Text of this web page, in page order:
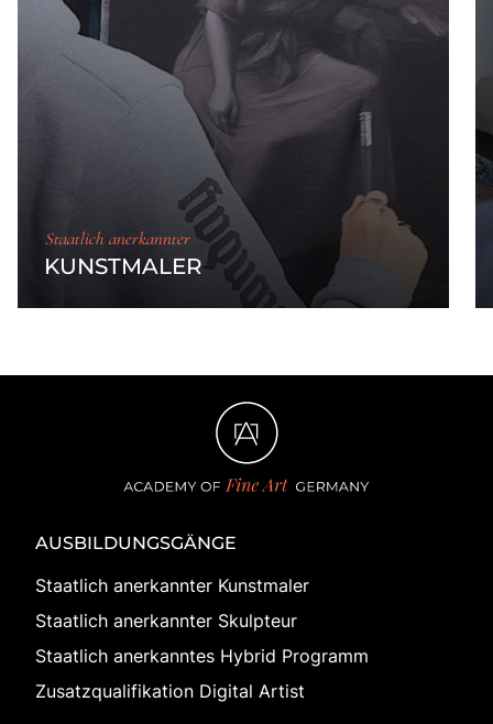
Staatlich anerkannter
KUNSTMALER
AUSBILDUNGSGÄNGE
Staatlich anerkannter Kunstmaler
Staatlich anerkannter Skulpteur
Staatlich anerkanntes Hybrid Programm
Zusatzqualifikation Digital Artist